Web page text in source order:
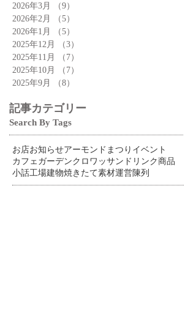
2026年3月
（9）
2026年2月
（5）
2026年1月
（5）
2025年12月
（3）
2025年11月
（7）
2025年10月
（7）
2025年9月
（8）
記事カテゴリー
Search By Tags
お店お知らせアーモンドまつり イベント
カフェ ガーデンクロワッサン ドリンク商品
小話工場建物焼きたて素材運営陳列